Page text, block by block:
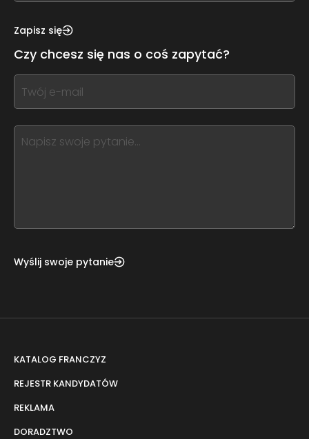
this,
this
form
field
blank
Zapisz się
Czy chcesz się nas o coś zapytać?
If
you
this,
leave
Wyślij swoje pytanie
KATALOG FRANCZYZ
REJESTR KANDYDATÓW
REKLAMA
DORADZTWO